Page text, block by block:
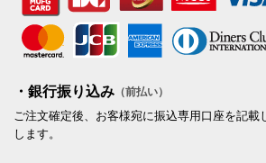
・銀行振り込み （前払い）
ご注文確定後、お客様宛に振込専用口座を記載
します。